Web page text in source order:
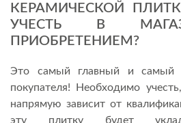
КЕРАМИЧЕСКОЙ
УЧЕСТЬ В
ПРИОБРЕТЕНИЕМ?
Это самый главный и самый
покупателя! Необходимо
напрямую зависит от
эту плитку будет